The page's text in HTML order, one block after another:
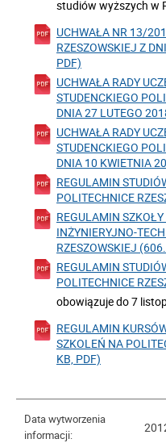
studiów wyższych w
UCHWAŁA NR 13/
RZESZOWSKIEJ Z
PDF)
UCHWAŁA RADY
STUDENCKIEGO
DNIA 27 LUTEGO
UCHWAŁA RADY
STUDENCKIEGO
DNIA 10 KWIETNIA
REGULAMIN
POLITECHNICE
REGULAMIN
INŻYNIERYJNO-
RZESZOWSKIEJ
REGULAMIN
POLITECHNICE
obowiązuje do 7
REGULAMIN
SZKOLEŃ NA
KB, PDF)
Data wytworzenia
informacji: